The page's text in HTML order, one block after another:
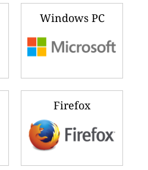
Windows PC
Firefox